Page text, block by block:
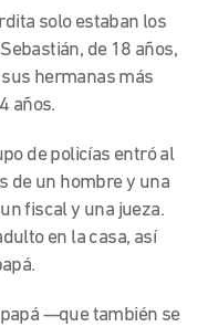
solo estaban los
de 18 años,
hermanas más
años.
de policías entró al
de un hombre y una
fiscal y una jueza.
en la casa, así
—que también se